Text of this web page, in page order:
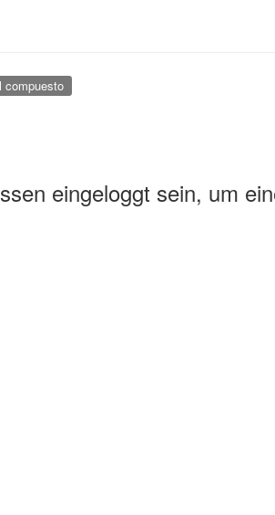
compuesto
eingeloggt sein, um